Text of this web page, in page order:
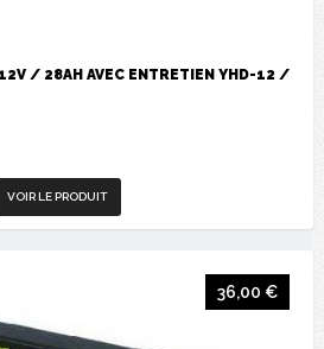
/ 28AH AVEC ENTRETIEN YHD-12 /
VOIR LE PRODUIT
36,00 €